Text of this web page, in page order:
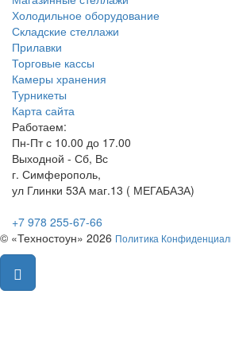
Холодильное оборудование
Складские стеллажи
Прилавки
Торговые кассы
Камеры хранения
Турникеты
Карта сайта
Работаем:
Пн-Пт с 10.00 до 17.00
Выходной - Сб, Вс
г. Симферополь,
ул Глинки 53А маг.13 ( МЕГАБАЗА)
+7 978 255-67-66
© «Техностоун» 2026 Политика